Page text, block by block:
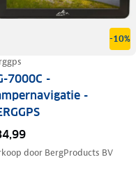
-10%
7000C -
-
door BergProducts BV